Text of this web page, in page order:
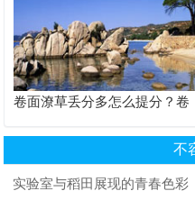
卷面潦草丢分多怎么提分？卷
不
实验室与稻田展现的青春色彩